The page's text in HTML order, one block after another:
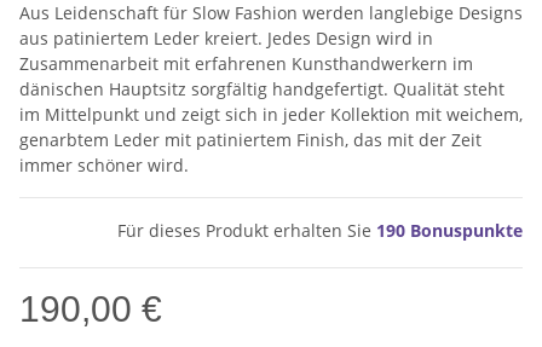
Aus Leidenschaft für Slow Fashion werden langlebige Designs
aus patiniertem Leder kreiert. Jedes Design wird in
Zusammenarbeit mit erfahrenen Kunsthandwerkern im
dänischen Hauptsitz sorgfältig handgefertigt. Qualität steht
im Mittelpunkt und zeigt sich in jeder Kollektion mit weichem,
genarbtem Leder mit patiniertem Finish, das mit der Zeit
immer schöner wird.
Für dieses Produkt erhalten Sie 190 Bonuspunkte
190,00 €